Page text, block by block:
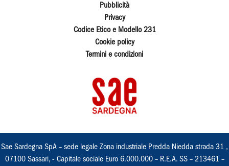
Pubblicità
Privacy
Codice Etico e Modello 231
Cookie policy
Termini e condizioni
Sae Sardegna SpA – sede legale Zona industriale Predda Niedda strada 31 ,
07100 Sassari, - Capitale sociale Euro 6.000.000 – R.E.A. SS – 213461 –